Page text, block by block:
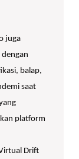
juga
balap,
saat
platform
Drift